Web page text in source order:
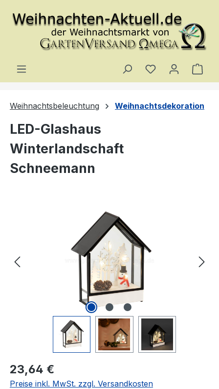
Zum Hauptinhalt springen
Du hast 0
Weihnachtsbeleuchtung Weihnachtsdekoration
LED-Glashaus
Winterlandschaft
Schneemann
Bildergalerie überspringen
Regulärer Preis:
23,64 €
Preise inkl. MwSt. zzgl. Versandkosten